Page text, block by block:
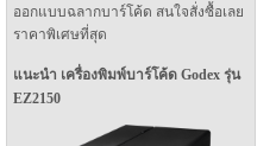
ออกแบบฉลากบาร์โค้ด สนใจสั่งซื้อเลย
ราคาพิเศษที่สุด
แนะนำ เครื่องพิมพ์บาร์โค้ด Godex รุ่น
EZ2150